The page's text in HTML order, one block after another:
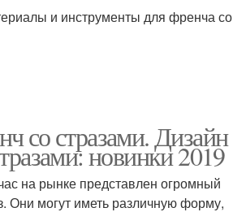
и инструменты для френча со
со стразами. Дизайн
новинки 2019
на рынке представлен огромный
Они могут иметь различную форму,